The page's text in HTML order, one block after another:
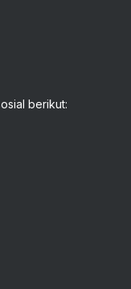
berikut: